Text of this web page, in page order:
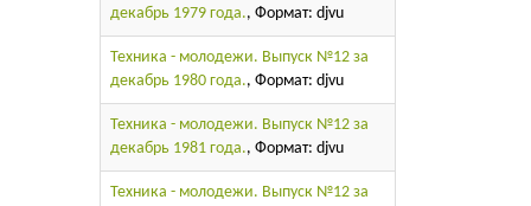
декабрь 1979 года., Формат: djvu
Техника - молодежи. Выпуск №12 за
декабрь 1980 года., Формат: djvu
Техника - молодежи. Выпуск №12 за
декабрь 1981 года., Формат: djvu
Техника - молодежи. Выпуск №12 за